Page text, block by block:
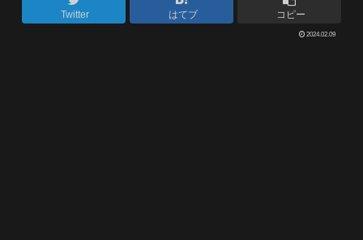
Twitter はてブ コピー
2024.02.09